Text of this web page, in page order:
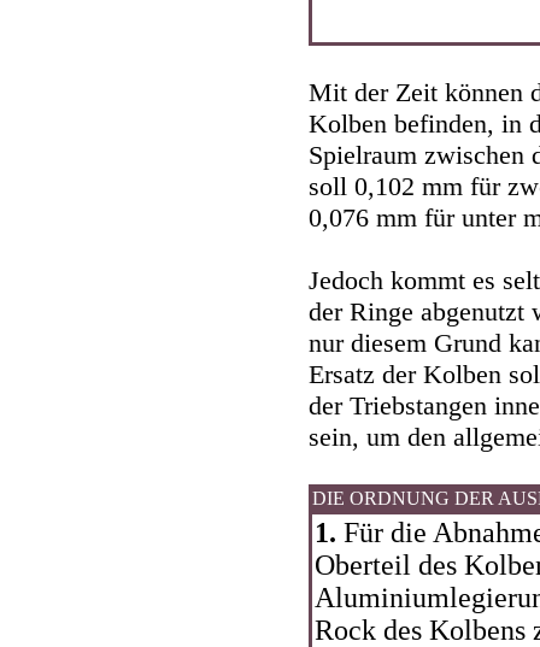
Mit der Zeit können
Kolben befinden, in
Spielraum zwischen
soll 0,102 mm für
0,076 mm für unter
Jedoch kommt es
der Ringe abgenutzt
nur diesem Grund
Ersatz der Kolben
der Triebstangen
sein, um den
DIE ORDNUNG DER
1. Für die
Oberteil des
Rock des Kolbens